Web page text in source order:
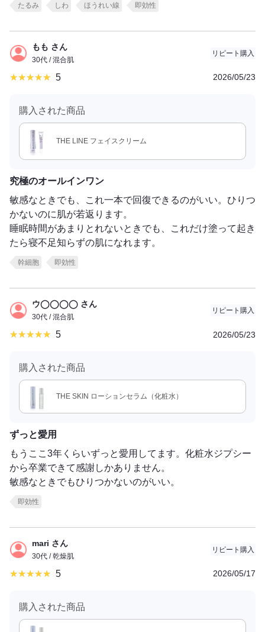
たるみ しわ ほうれい線 即効性
もも さん
30代 / 混合肌
リピート購入
5 2026/05/23
購入された商品
THE LINE フェイスクリーム
究極のオールインワン
敏感なときでも、これ一本で回復できるのがいい。ひりつ
かないのに肌が若返ります。
睡眠時間があまりとれないときでも、これだけ塗って起き
たら寝不足知らずの肌になれます。
幹細胞 即効性
ウ◯◯◯◯ さん
30代 / 混合肌
リピート購入
5 2026/05/23
購入された商品
THE SKIN ローションセラム（化粧水）
ずっと愛用
もうここ3年くらいずっと愛用してます。化粧水ジプシー
から卒業できて感謝しかありません。
敏感なときでもひりつかないのがいい。
即効性
mari さん
30代 / 乾燥肌
リピート購入
5 2026/05/17
購入された商品